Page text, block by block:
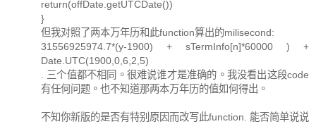
return(offDate.getUTCDate())
}
但我对照了两本万年历和此function算出的milisecond:
31556925974.7*(y-1900) + sTermInfo[n]*60000 ) +
Date.UTC(1900,0,6,2,5)
. 三个值都不相同。很难说谁才是准确的。我没看出这段code
有任何问题。也不知道那两本万年历的值如何得出。
不知你新版的是否有特别原因而改写此function. 能否简单说说